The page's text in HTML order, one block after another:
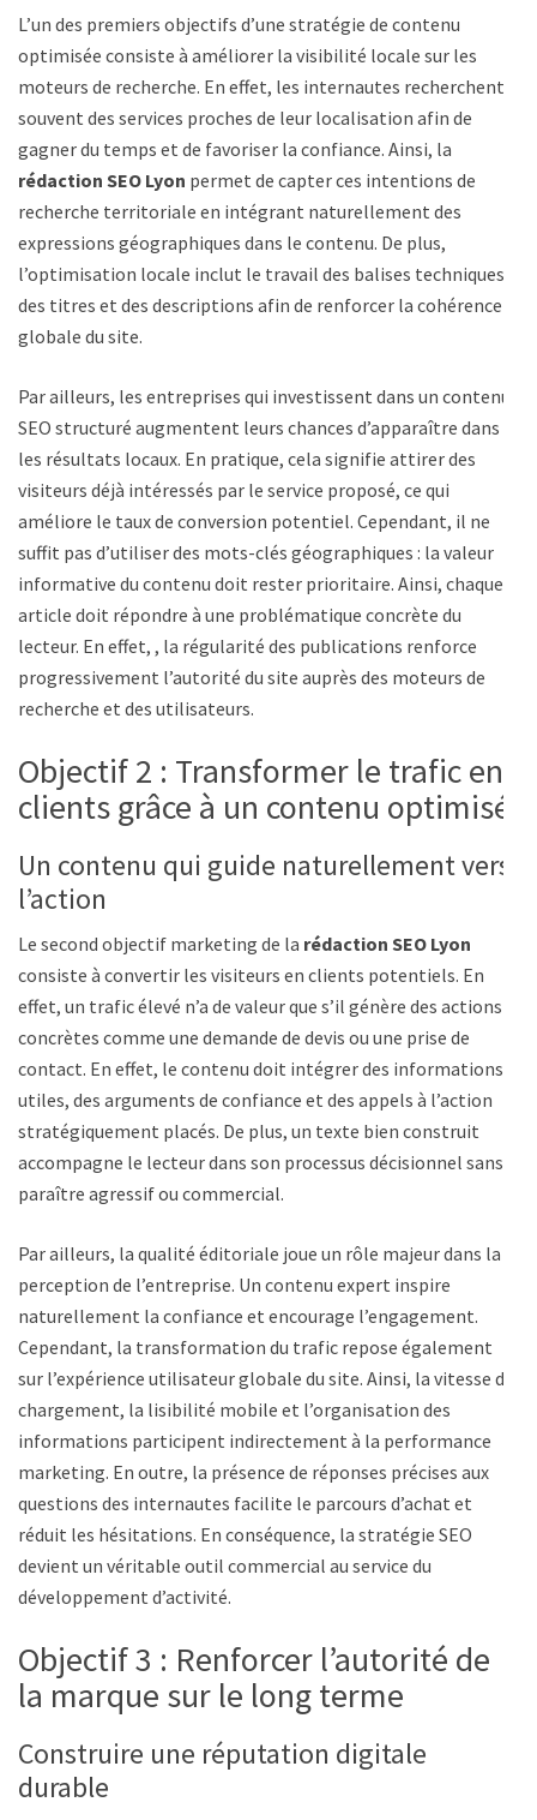
L’un des premiers objectifs d’une stratégie de contenu
optimisée consiste à améliorer la visibilité locale sur les
moteurs de recherche. En effet, les internautes recherchent
souvent des services proches de leur localisation afin de
gagner du temps et de favoriser la confiance. Ainsi, la
rédaction SEO Lyon permet de capter ces intentions de
recherche territoriale en intégrant naturellement des
expressions géographiques dans le contenu. De plus,
l’optimisation locale inclut le travail des balises techniques,
des titres et des descriptions afin de renforcer la cohérence
globale du site.
Par ailleurs, les entreprises qui investissent dans un contenu
SEO structuré augmentent leurs chances d’apparaître dans
les résultats locaux. En pratique, cela signifie attirer des
visiteurs déjà intéressés par le service proposé, ce qui
améliore le taux de conversion potentiel. Cependant, il ne
suffit pas d’utiliser des mots-clés géographiques : la valeur
informative du contenu doit rester prioritaire. Ainsi, chaque
article doit répondre à une problématique concrète du
lecteur. En effet, , la régularité des publications renforce
progressivement l’autorité du site auprès des moteurs de
recherche et des utilisateurs.
Objectif 2 : Transformer le trafic en
clients grâce à un contenu optimisé
Un contenu qui guide naturellement vers
l’action
Le second objectif marketing de la rédaction SEO Lyon
consiste à convertir les visiteurs en clients potentiels. En
effet, un trafic élevé n’a de valeur que s’il génère des actions
concrètes comme une demande de devis ou une prise de
contact. En effet, le contenu doit intégrer des informations
utiles, des arguments de confiance et des appels à l’action
stratégiquement placés. De plus, un texte bien construit
accompagne le lecteur dans son processus décisionnel sans
paraître agressif ou commercial.
Par ailleurs, la qualité éditoriale joue un rôle majeur dans la
perception de l’entreprise. Un contenu expert inspire
naturellement la confiance et encourage l’engagement.
Cependant, la transformation du trafic repose également
sur l’expérience utilisateur globale du site. Ainsi, la vitesse de
chargement, la lisibilité mobile et l’organisation des
informations participent indirectement à la performance
marketing. En outre, la présence de réponses précises aux
questions des internautes facilite le parcours d’achat et
réduit les hésitations. En conséquence, la stratégie SEO
devient un véritable outil commercial au service du
développement d’activité.
Objectif 3 : Renforcer l’autorité de
la marque sur le long terme
Construire une réputation digitale
durable